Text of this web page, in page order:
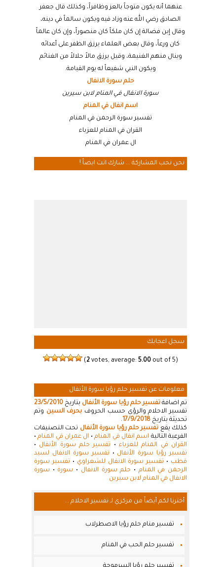
عنهما أنه يكون متوجاً بالعز وظافراً، وكذلك قال جعفر
الصادق رضي الله عنه وزاد فيه ويكون سالماً في دينه،
وقال إبن فضالة إن كان ملكاً كان منصوراً، وإن كان عالماً
كان ورعاً، وقال بعض العلماء يرزق الظفر على أعدائه
وينال منهم الغنيمة، وقيل يرزق مالاً حلالاً من الغنائم
ويكون النبي شفيعاً له يوم القيامة.
حلم سورة الانفال
سورة الانفال في المنام لابن سيرين
اسم انفال في المنام
تفسير سورة الرحمن في المنام
القران في المنام للعزباء
ال عمران في المنام
نحن نحب المشاركة ... شارك انت ايضاً !
سجل اعجابك
(2 votes, average: 5.00 out of 5)
معلومات عن تفسير حلم رؤيا سورة الأنفال
تم اضافةتفسير حلم رؤيا سورة الأنفال بتاريخ 23/5/2010
تفسير الاحلام والرؤى حسب الحروف بحرف السين وتم
تحديثة بتاريخ 17/9/2018
.
كذلك يقع تفسير حلم رؤيا سورة الأنفال تحت التصنيفات
الفرعية التالية اسم انفال في المنام• ال عمران في المنام•
القران في المنام للعزباء• تفسير حلم سورة الأنفال •
تفسير رؤيا سورة الأنفال • تفسير سورة الانفال لسيد
قطب • تفسير سورة الانفال للشعراوي • تفسير سورة
الرحمن في المنام • حلم سورة الانفال • سورة • سورة
الانفال في المنام لابن سيرين
أخترنا لكم أيضاً من مركزي لـ تفسير الاحلام ...
تفسير منام حلم رؤيا الاصطرلاب
تفسير حلم الحب في المنام